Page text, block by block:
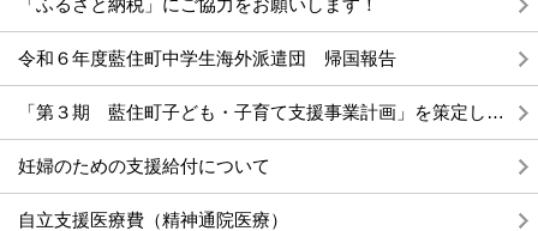
「ふるさと納税」にご協力をお願いします！
令和６年度藍住町中学生海外派遣団 帰国報告
「第３期 藍住町子ども・子育て支援事業計画」を策定しました。
妊婦のための支援給付について
自立支援医療費（精神通院医療）